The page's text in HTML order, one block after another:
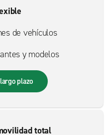
de vehículos
y modelos
plazo
total